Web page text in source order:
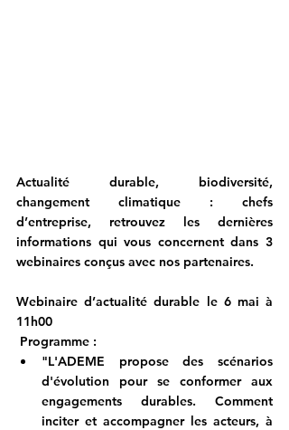
Actualité durable, biodiversité,
changement climatique : chefs
d’entreprise, retrouvez les dernières
informations qui vous concernent dans 3
webinaires conçus avec nos partenaires.
Webinaire d’actualité durable le 6 mai à
11h00
Programme :
"L'ADEME propose des scénarios
d'évolution pour se conformer aux
engagements durables. Comment
inciter et accompagner les acteurs, à